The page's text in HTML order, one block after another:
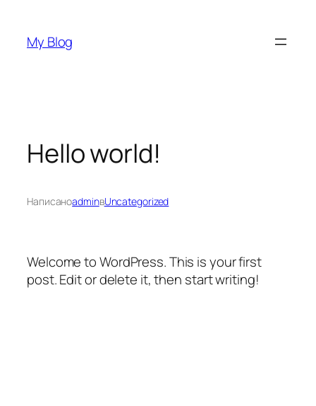
содержимому
My Blog
Hello world!
НаписаноadminвUncategorized
Welcome to WordPress. This is your first
post. Edit or delete it, then start writing!